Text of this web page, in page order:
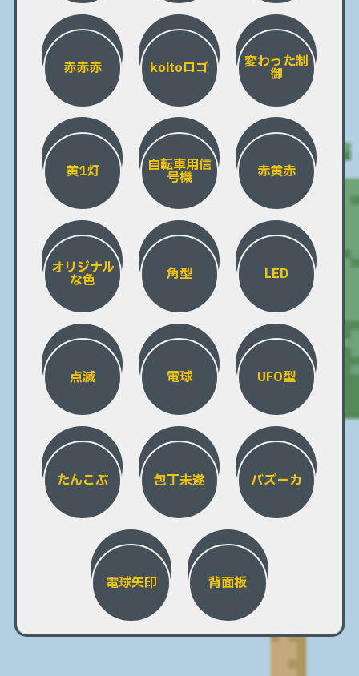
赤赤赤 koitoロゴ 変わった制
御
黄1灯 自転車用信
号機 赤黄赤
オリジナル
な色 角型 LED
点滅 電球 UFO型
たんこぶ 包丁未遂 バズーカ
電球矢印 背面板